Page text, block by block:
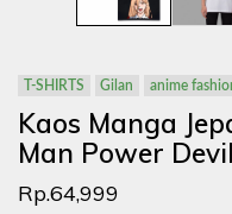
T-SHIRTS Gilan anime
Kaos Manga
Man Power
Rp.64,999